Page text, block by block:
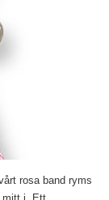
rosa band ryms